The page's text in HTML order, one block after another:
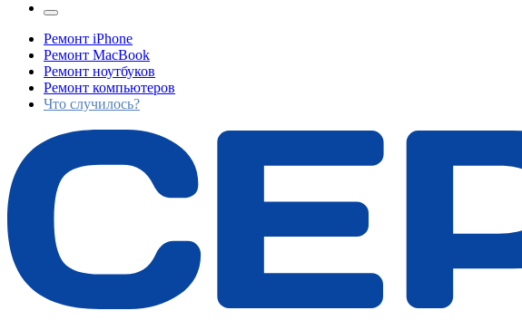
Ремонт iPhone
Ремонт MacBook
Ремонт ноутбуков
Ремонт компьютеров
Что случилось?